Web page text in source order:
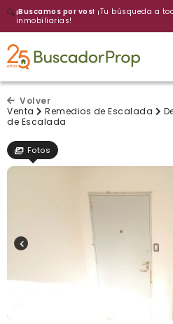
🔍¡Buscamos por vos! ¡Tu búsqueda a
inmobiliarias!
Cancelar
Volver a
Volver
Venta
Remedios de Escalada
de Escalada
Fotos